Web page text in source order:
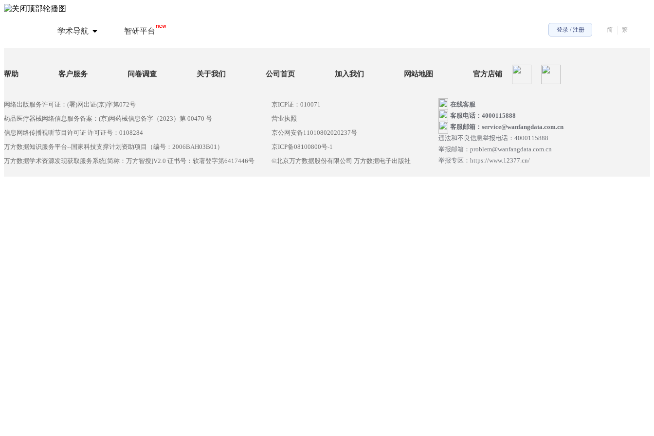
学术导航 智研平台 登录 / 注册 简 繁
帮助 客户服务 问卷调查 关于我们 公司首页 加入我们 网站地图 官方店铺
网络出版服务许可证：(署)网出证(京)字第072号
药品医疗器械网络信息服务备案：(京)网药械信息备字（2023）第 00470 号
信息网络传播视听节目许可证 许可证号：0108284
万方数据知识服务平台--国家科技支撑计划资助项目（编号：2006BAH03B01）
万方数据学术资源发现获取服务系统[简称：万方智搜]V2.0 证书号：软著登字第6417446号
京ICP证：010071
营业执照
京公网安备11010802020237号
京ICP备08100800号-1
©北京万方数据股份有限公司 万方数据电子出版社
在线客服
客服电话：4000115888
客服邮箱：service@wanfangdata.com.cn
违法和不良信息举报电话：4000115888
举报邮箱：problem@wanfangdata.com.cn
举报专区：https://www.12377.cn/